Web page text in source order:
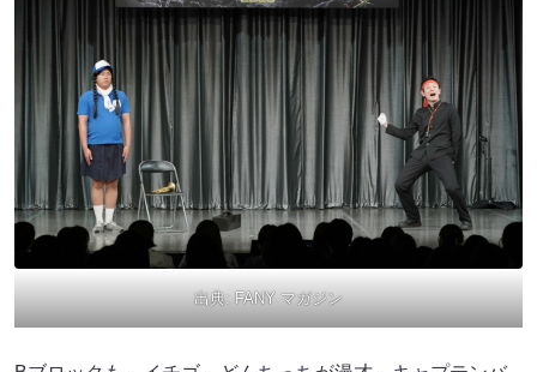
出典: FANY マガジン